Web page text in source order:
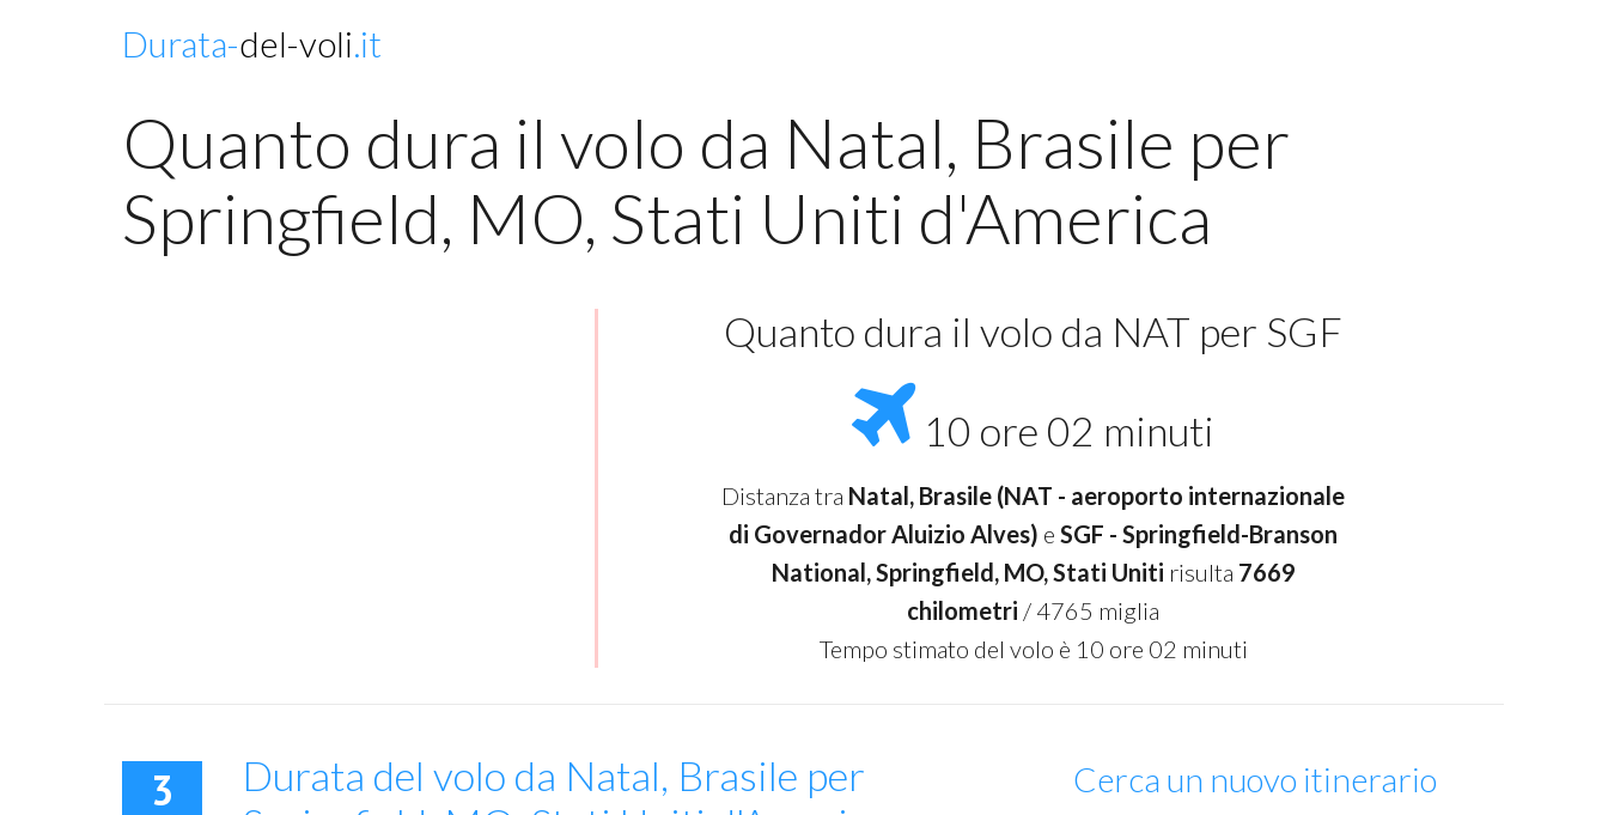
Durata-del-voli.it
Quanto dura il volo da Natal, Brasile per
Springfield, MO, Stati Uniti d'America
Quanto dura il volo da NAT per SGF
10 ore 02 minuti
Distanza tra Natal, Brasile (NAT - aeroporto internazionale
di Governador Aluizio Alves) e SGF - Springfield-Branson
National, Springfield, MO, Stati Uniti risulta 7669
chilometri / 4765 miglia
Tempo stimato del volo è 10 ore 02 minuti
3
Durata del volo da Natal, Brasile per
Cerca un nuovo itinerario